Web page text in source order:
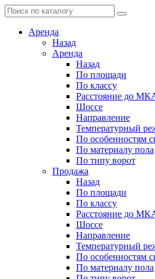
Аренда
Назад
Аренда
Назад
По площади
По классу
Расстояние до
Шоссе
Направление
Температурный
По особенностям
По материалу пола
По типу ворот
Продажа
Назад
По площади
По классу
Расстояние до
Шоссе
Направление
Температурный
По особенностям
По материалу пола